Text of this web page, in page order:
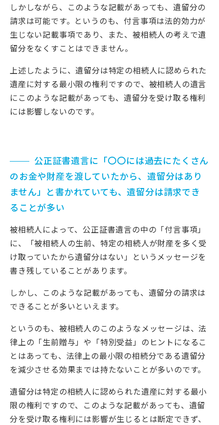
しかしながら、このような記載があっても、遺留分の
請求は可能です。というのも、付言事項は法的効力が
生じない記載事項であり、また、被相続人の考えで遺
留分をなくすことはできません。
上述したように、遺留分は特定の相続人に認められた
遺産に対する最小限の権利ですので、被相続人の遺言
にこのような記載があっても、遺留分を受け取る権利
には影響しないのです。
公正証書遺言に「〇〇には過去にたくさん
のお金や財産を渡していたから、遺留分はあり
ません」と書かれていても、遺留分は請求でき
ることが多い
被相続人によって、公正証書遺言の中の「付言事項」
に、「被相続人の生前、特定の相続人が財産を多く受
け取っていたから遺留分はない」というメッセージを
書き残していることがあります。
しかし、このような記載があっても、遺留分の請求は
できることが多いといえます。
というのも、被相続人のこのようなメッセージは、法
律上の「生前贈与」や「特別受益」のヒントになるこ
とはあっても、法律上の最小限の相続分である遺留分
を減少させる効果までは持たないことが多いのです。
遺留分は特定の相続人に認められた遺産に対する最小
限の権利ですので、このような記載があっても、遺留
分を受け取る権利には影響が生じるとは断定できず、